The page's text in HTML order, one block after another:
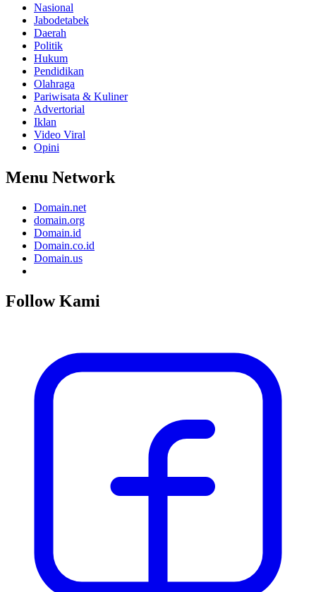
Nasional
Jabodetabek
Daerah
Politik
Hukum
Pendidikan
Olahraga
Pariwisata & Kuliner
Advertorial
Iklan
Video Viral
Opini
Menu Network
Domain.net
domain.org
Domain.id
Domain.co.id
Domain.us
Follow Kami